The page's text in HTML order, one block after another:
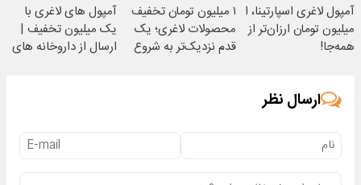
آمپول لاغری اسپارتینا، ا
میلیون تومان ارزان‌تر از
همه‌جا!
۱ میلیون تومان تخفیف
محصولات لاغری؛ یک
قدم نزدیک‌تر به شروع
آمپول های لاغری با
یک میلیون تخفیف |
ارسال از داروخانه های
ارسال نظر